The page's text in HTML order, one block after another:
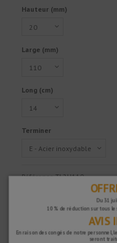
Hauteur (mm)
Large (mm)
Long (cm)
Terminer
Référence TL2H110
Du 31
10 % de réduction sur tous
AVIS
En raison des congés de notre
seront